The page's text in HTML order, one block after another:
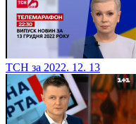
ТСН за 2022. 12. 13